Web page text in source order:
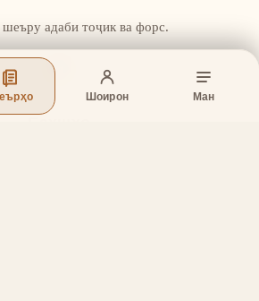
Шоирон Ман
адаби тоҷик ва форс.